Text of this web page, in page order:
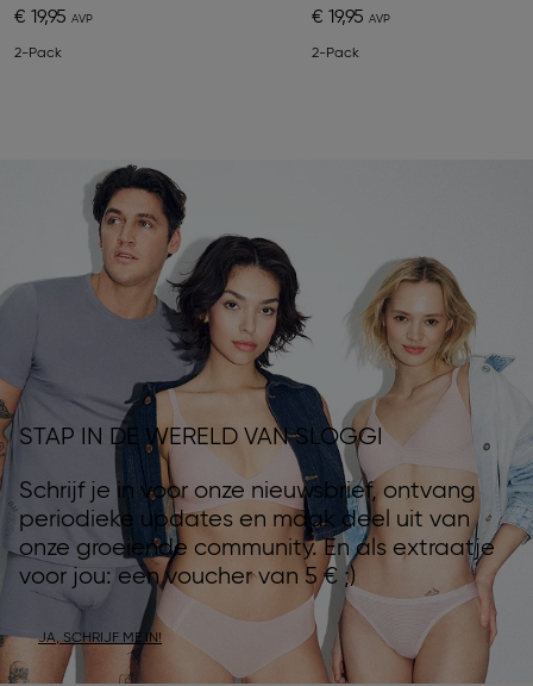
€ 19,95
2-Pack
€ 19,95
2-Pack
STAP IN DE WERELD VAN SLOGGI
Schrijf je in voor onze nieuwsbrief, ontvang
periodieke updates en maak deel uit van
onze groeiende community. En als extraatje
voor jou: een voucher van 5 € ;)
JA, SCHRIJF ME IN!